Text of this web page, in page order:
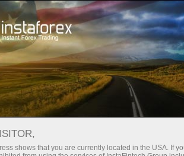
ট্রেডারদের জন্য ট্রেডিংয়ের শর্তাবলী
JP225.x
shows that you are currently located in the USA. If